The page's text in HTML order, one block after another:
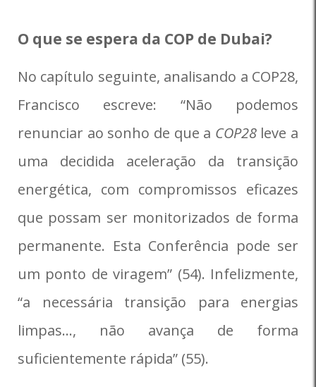
O que se espera da COP de Dubai?
No capítulo seguinte, analisando a COP28,
Francisco escreve: “Não podemos
renunciar ao sonho de que a COP28leve a
uma decidida aceleração da transição
energética, com compromissos eficazes
que possam ser monitorizados de forma
permanente. Esta Conferência pode ser
um ponto de viragem” (54). Infelizmente,
“a necessária transição para energias
limpas…, não avança de forma
suficientemente rápida” (55).